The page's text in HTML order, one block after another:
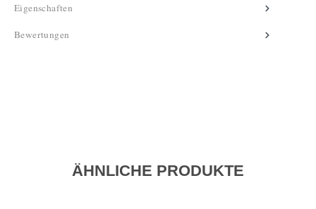
Eigenschaften
Bewertungen
ÄHNLICHE PRODUKTE